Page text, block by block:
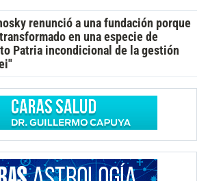
renunció a una fundación porque
en una especie de
Patria incondicional de la gestión